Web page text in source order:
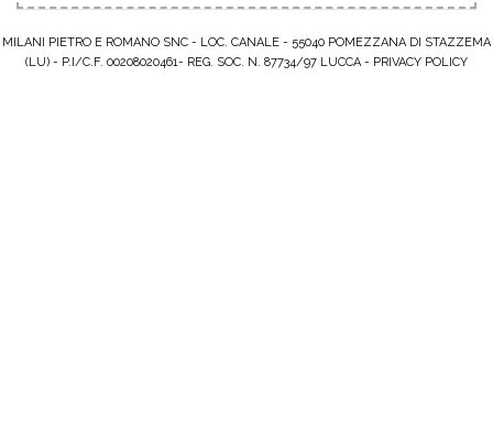
MILANI PIETRO E ROMANO SNC - LOC. CANALE - 55040 POMEZZANA DI STAZZEMA
(LU) - P.I/C.F. 00208020461- REG. SOC. N. 87734/97 LUCCA - PRIVACY POLICY